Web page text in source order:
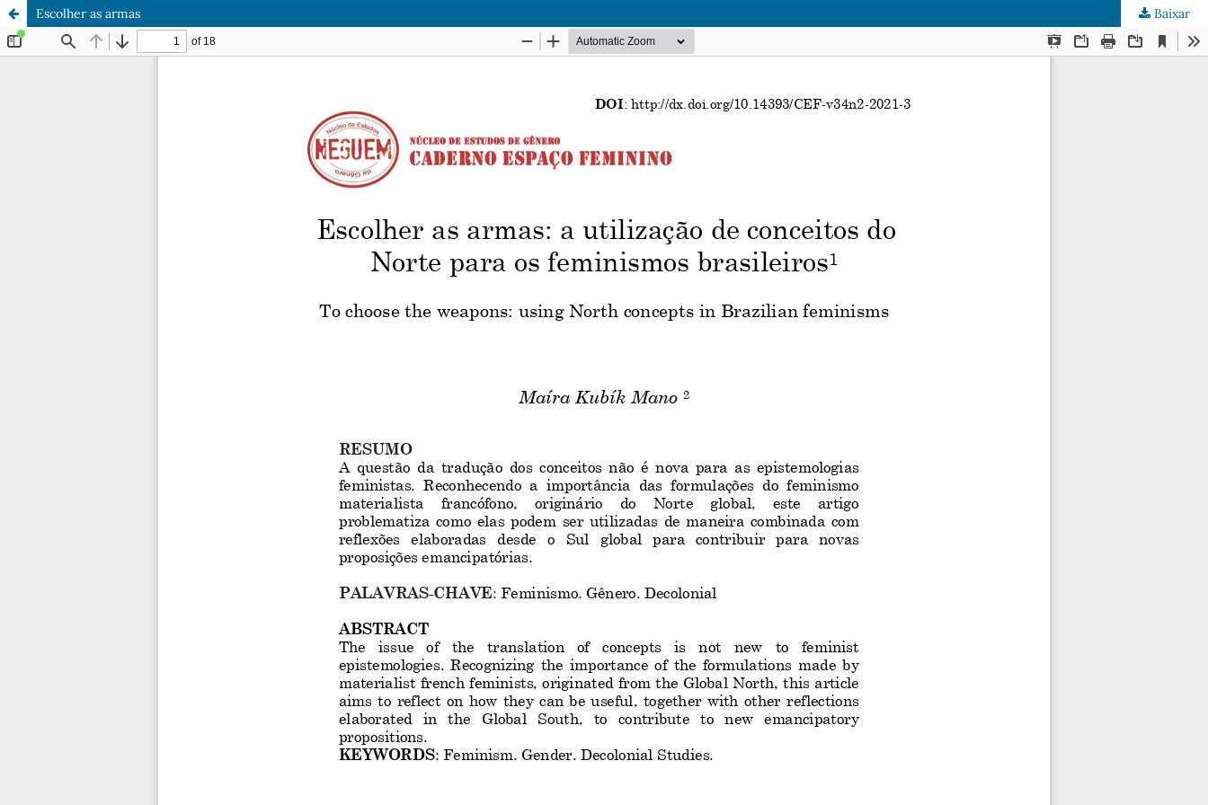
Escolher as armas Baixar